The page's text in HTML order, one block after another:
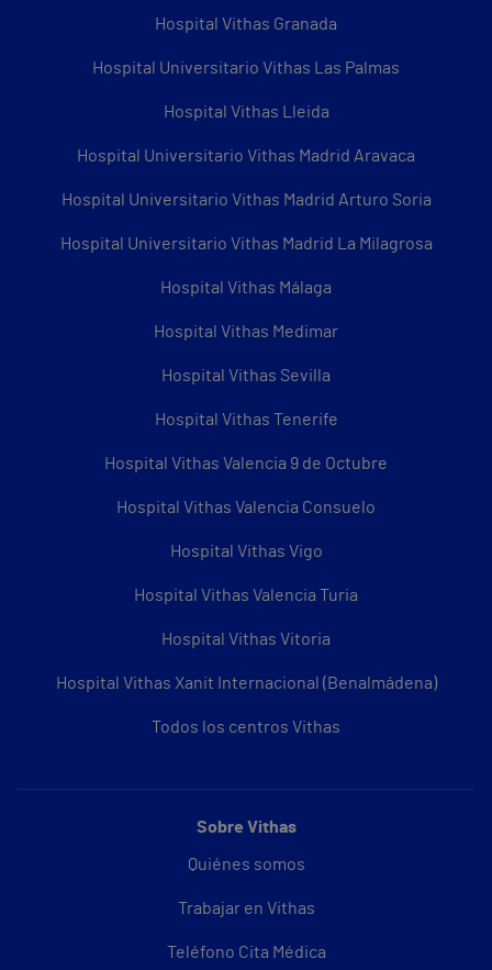
Hospital Vithas Granada
Hospital Universitario Vithas Las Palmas
Hospital Vithas Lleida
Hospital Universitario Vithas Madrid Aravaca
Hospital Universitario Vithas Madrid Arturo Soria
Hospital Universitario Vithas Madrid La Milagrosa
Hospital Vithas Málaga
Hospital Vithas Medimar
Hospital Vithas Sevilla
Hospital Vithas Tenerife
Hospital Vithas Valencia 9 de Octubre
Hospital Vithas Valencia Consuelo
Hospital Vithas Vigo
Hospital Vithas Valencia Turia
Hospital Vithas Vitoria
Hospital Vithas Xanit Internacional (Benalmádena)
Todos los centros Vithas
Sobre Vithas
Quiénes somos
Trabajar en Vithas
Teléfono Cita Médica